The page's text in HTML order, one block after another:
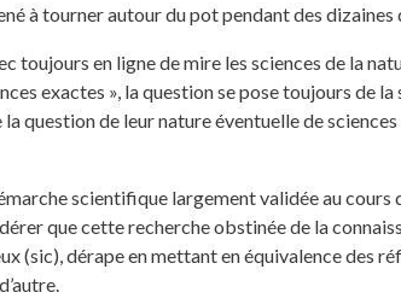
à tourner autour du pot pendant des dizaines
toujours en ligne de mire les sciences de la
exactes », la question se pose toujours de
la question de leur nature éventuelle de
scientifique largement validée au cours
que cette recherche obstinée de la
(sic), dérape en mettant en équivalence des